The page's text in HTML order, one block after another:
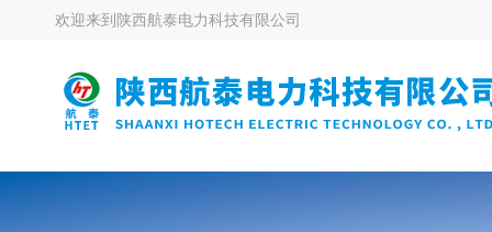
欢迎来到 陕西航泰电力科技有限公司